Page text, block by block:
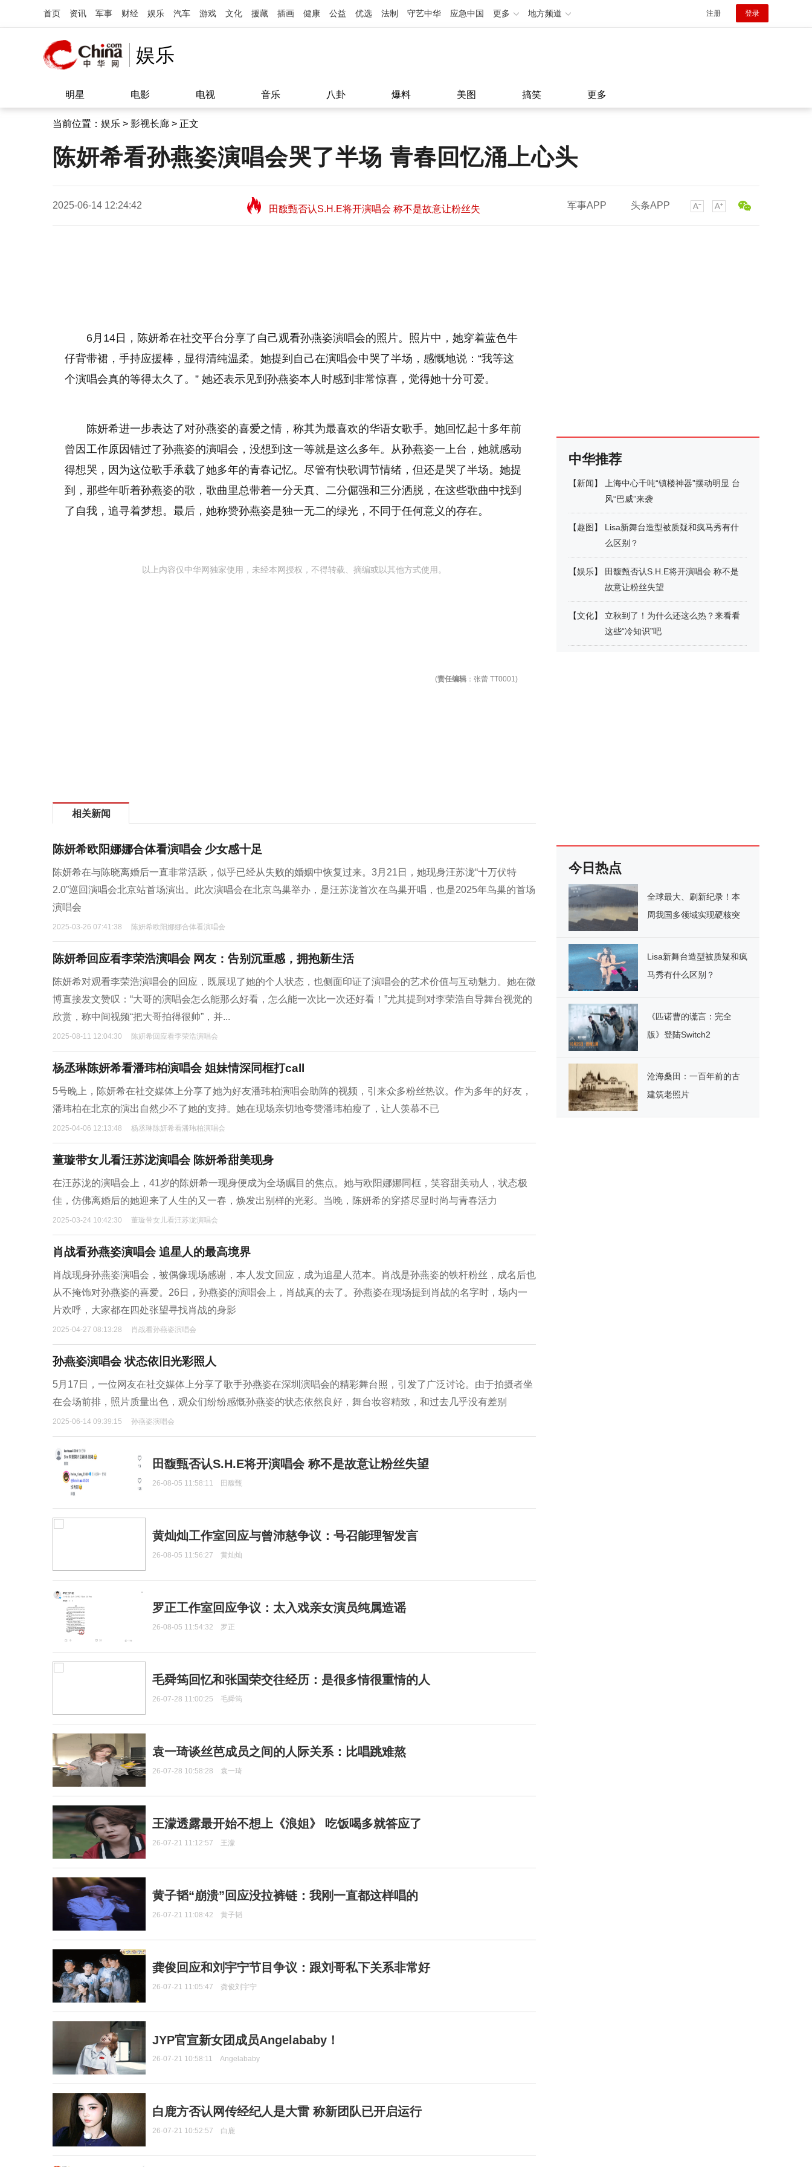
首页 资讯 军事 财经 娱乐 汽车 游戏 文化 援藏 插画 健康 公益 优选 法制 守艺中华 应急中国 更多 地方频道 注册 登录
娱乐
明星 电影 电视 音乐 八卦 爆料 美图 搞笑 更多
当前位置： 娱乐 > 影视长廊 > 正文
陈妍希看孙燕姿演唱会哭了半场 青春回忆涌上心头
2025-06-14 12:24:42
田馥甄否认S.H.E将开演唱会 称不是故意让粉丝失
望11:08
田馥甄否认S.H.E将开演唱会 称不是故意让粉丝失
军事APP 头条APP
6月14日，陈妍希在社交平台分享了自己观看孙燕姿演唱会的照片。照片中，她穿着蓝色牛
仔背带裙，手持应援棒，显得清纯温柔。她提到自己在演唱会中哭了半场，感慨地说：“我等这
个演唱会真的等得太久了。” 她还表示见到孙燕姿本人时感到非常惊喜，觉得她十分可爱。
陈妍希进一步表达了对孙燕姿的喜爱之情，称其为最喜欢的华语女歌手。她回忆起十多年前
曾因工作原因错过了孙燕姿的演唱会，没想到这一等就是这么多年。从孙燕姿一上台，她就感动
得想哭，因为这位歌手承载了她多年的青春记忆。尽管有快歌调节情绪，但还是哭了半场。她提
到，那些年听着孙燕姿的歌，歌曲里总带着一分天真、二分倔强和三分洒脱，在这些歌曲中找到
了自我，追寻着梦想。最后，她称赞孙燕姿是独一无二的绿光，不同于任何意义的存在。
以上内容仅中华网独家使用，未经本网授权，不得转载、摘编或以其他方式使用。
(责任编辑 ：张蕾 TT0001)
相关新闻
陈妍希欧阳娜娜合体看演唱会 少女感十足
陈妍希在与陈晓离婚后一直非常活跃，似乎已经从失败的婚姻中恢复过来。3月21日，她现身汪苏泷“十万伏特
2.0”巡回演唱会北京站首场演出。此次演唱会在北京鸟巢举办，是汪苏泷首次在鸟巢开唱，也是2025年鸟巢的首场
演唱会
2025-03-26 07:41:38 陈妍希欧阳娜娜合体看演唱会
陈妍希回应看李荣浩演唱会 网友：告别沉重感，拥抱新生活
陈妍希对观看李荣浩演唱会的回应，既展现了她的个人状态，也侧面印证了演唱会的艺术价值与互动魅力。她在微
博直接发文赞叹：“大哥的演唱会怎么能那么好看，怎么能一次比一次还好看！”尤其提到对李荣浩自导舞台视觉的
欣赏，称中间视频“把大哥拍得很帅”，并...
2025-08-11 12:04:30 陈妍希回应看李荣浩演唱会
杨丞琳陈妍希看潘玮柏演唱会 姐妹情深同框打call
5号晚上，陈妍希在社交媒体上分享了她为好友潘玮柏演唱会助阵的视频，引来众多粉丝热议。作为多年的好友，
潘玮柏在北京的演出自然少不了她的支持。她在现场亲切地夸赞潘玮柏瘦了，让人羡慕不已
2025-04-06 12:13:48 杨丞琳陈妍希看潘玮柏演唱会
董璇带女儿看汪苏泷演唱会 陈妍希甜美现身
在汪苏泷的演唱会上，41岁的陈妍希一现身便成为全场瞩目的焦点。她与欧阳娜娜同框，笑容甜美动人，状态极
佳，仿佛离婚后的她迎来了人生的又一春，焕发出别样的光彩。当晚，陈妍希的穿搭尽显时尚与青春活力
2025-03-24 10:42:30 董璇带女儿看汪苏泷演唱会
肖战看孙燕姿演唱会 追星人的最高境界
肖战现身孙燕姿演唱会，被偶像现场感谢，本人发文回应，成为追星人范本。肖战是孙燕姿的铁杆粉丝，成名后也
从不掩饰对孙燕姿的喜爱。26日，孙燕姿的演唱会上，肖战真的去了。孙燕姿在现场提到肖战的名字时，场内一
片欢呼，大家都在四处张望寻找肖战的身影
2025-04-27 08:13:28 肖战看孙燕姿演唱会
孙燕姿演唱会 状态依旧光彩照人
5月17日，一位网友在社交媒体上分享了歌手孙燕姿在深圳演唱会的精彩舞台照，引发了广泛讨论。由于拍摄者坐
在会场前排，照片质量出色，观众们纷纷感慨孙燕姿的状态依然良好，舞台妆容精致，和过去几乎没有差别
2025-06-14 09:39:15 孙燕姿演唱会
田馥甄否认S.H.E将开演唱会 称不是故意让粉丝失望
26-08-05 11:58:11 田馥甄
黄灿灿工作室回应与曾沛慈争议：号召能理智发言
26-08-05 11:56:27 黄灿灿
罗正工作室回应争议：太入戏亲女演员纯属造谣
26-08-05 11:54:32 罗正
毛舜筠回忆和张国荣交往经历：是很多情很重情的人
26-07-28 11:00:25 毛舜筠
袁一琦谈丝芭成员之间的人际关系：比唱跳难熬
26-07-28 10:58:28 袁一琦
王濛透露最开始不想上《浪姐》 吃饭喝多就答应了
26-07-21 11:12:57 王濛
黄子韬“崩溃”回应没拉裤链：我刚一直都这样唱的
26-07-21 11:08:42 黄子韬
龚俊回应和刘宇宁节目争议：跟刘哥私下关系非常好
26-07-21 11:05:47 龚俊刘宇宁
JYP官宣新女团成员Angelababy！
26-07-21 10:58:11 Angelababy
白鹿方否认网传经纪人是大雷 称新团队已开启运行
26-07-21 10:52:57 白鹿
中华推荐
【新闻】
上海中心千吨“镇楼神器”摆动明显 台
风“巴威”来袭
【趣图 】
Lisa新舞台造型被质疑和疯马秀有什
么区别？
【娱乐】
田馥甄否认S.H.E将开演唱会 称不是
故意让粉丝失望
【文化】
立秋到了！为什么还这么热？来看看
这些“冷知识”吧
今日热点
全球最大、刷新纪录！本
周我国多领域实现硬核突
Lisa新舞台造型被质疑和疯
马秀有什么区别？
《匹诺曹的谎言：完全
版》登陆Switch2
沧海桑田：一百年前的古
建筑老照片